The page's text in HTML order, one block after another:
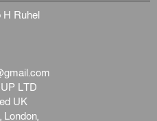
H Ruhel
LTD
UK
London,